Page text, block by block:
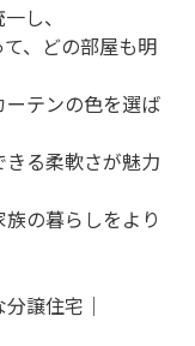
し、
、どの部屋も明
テンの色を選ば
る柔軟さが魅力
の暮らしをより
譲住宅｜